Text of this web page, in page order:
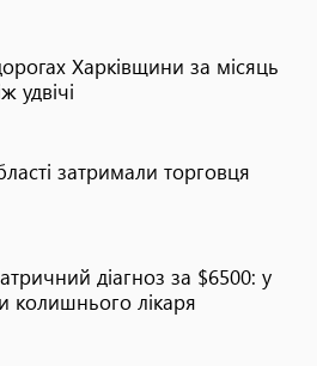
Харківщини за місяць
удвічі
затримали торговця
діагноз за $6500: у
колишнього лікаря